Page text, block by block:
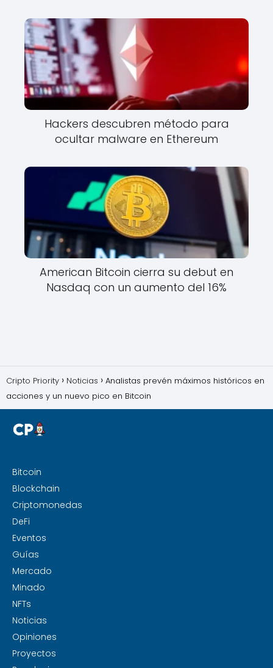
Hackers descubren método para
ocultar malware en Ethereum
American Bitcoin cierra su debut en
Nasdaq con un aumento del 16%
Cripto Priority Noticias
Analistas prevén máximos históricos en
acciones y un nuevo pico en Bitcoin
Bitcoin
Blockchain
Criptomonedas
DeFi
Eventos
Guías
Mercado
Minado
NFTs
Noticias
Opiniones
Proyectos